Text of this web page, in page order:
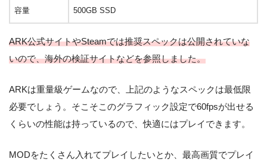
容量 500GB SSD
ARK公式サイトやSteamでは推奨スペックは公開されていな
いので、海外の検証サイトなどを参照しました。
ARKは重量級ゲームなので、上記のようなスペックは最低限
必要でしょう。そこそこのグラフィック設定で60fpsが出せる
くらいの性能は持っているので、快適にはプレイできます。
MODをたくさん入れてプレイしたいとか、最高画質でプレイ